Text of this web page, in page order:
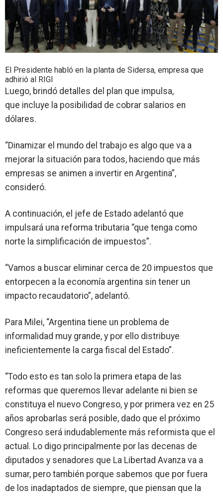
El Presidente habló en la planta de Sidersa, empresa que
adhirió al RIGI
Luego, brindó detalles del plan que impulsa,
que incluye la posibilidad de cobrar salarios en
dólares.
“Dinamizar el mundo del trabajo es algo que va a
mejorar la situación para todos, haciendo que más
empresas se animen a invertir en Argentina”,
consideró.
A continuación, el jefe de Estado adelantó que
impulsará una reforma tributaria “que tenga como
norte la simplificación de impuestos”.
“Vamos a buscar eliminar cerca de 20 impuestos que
entorpecen a la economía argentina sin tener un
impacto recaudatorio”, adelantó.
Para Milei, “Argentina tiene un problema de
informalidad muy grande, y por ello distribuye
ineficientemente la carga fiscal del Estado”.
“Todo esto es tan solo la primera etapa de las
reformas que queremos llevar adelante ni bien se
constituya el nuevo Congreso, y por primera vez en 25
años aprobarlas será posible, dado que el próximo
Congreso será indudablemente más reformista que el
actual . Lo digo principalmente por las decenas de
diputados y senadores que La Libertad Avanza va a
sumar, pero también porque sabemos que por fuera
de los inadaptados de siempre, que piensan que la